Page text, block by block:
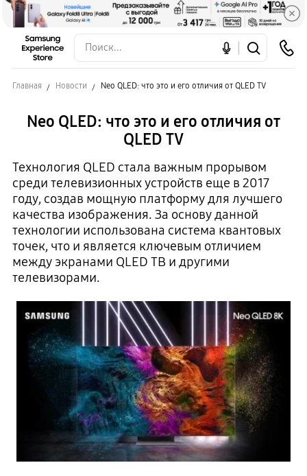
Главная Новости Neo QLED: что это и его отличия от QLED TV
Neo QLED: что это и его отличия от
QLED TV
Технология QLED стала важным прорывом
среди телевизионных устройств еще в 2017
году, создав мощную платформу для лучшего
качества изображения. За основу данной
технологии использована система квантовых
точек, что и является ключевым отличием
между экранами QLED ТВ и другими
телевизорами.